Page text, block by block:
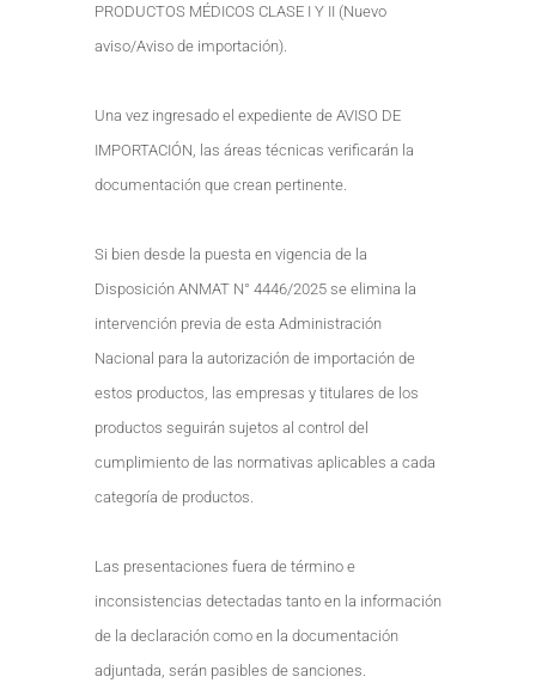
PRODUCTOS MÉDICOS CLASE I Y II (Nuevo
aviso/Aviso de importación).
Una vez ingresado el expediente de AVISO DE
IMPORTACIÓN, las áreas técnicas verificarán la
documentación que crean pertinente.
Si bien desde la puesta en vigencia de la
Disposición ANMAT N° 4446/2025 se elimina la
intervención previa de esta Administración
Nacional para la autorización de importación de
estos productos, las empresas y titulares de los
productos seguirán sujetos al control del
cumplimiento de las normativas aplicables a cada
categoría de productos.
Las presentaciones fuera de término e
inconsistencias detectadas tanto en la información
de la declaración como en la documentación
adjuntada, serán pasibles de sanciones.